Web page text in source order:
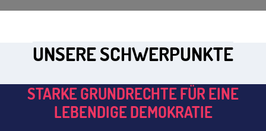
UNSERE SCHWERPUNKTE
STARKE GRUNDRECHTE FÜR EINE
LEBENDIGE DEMOKRATIE